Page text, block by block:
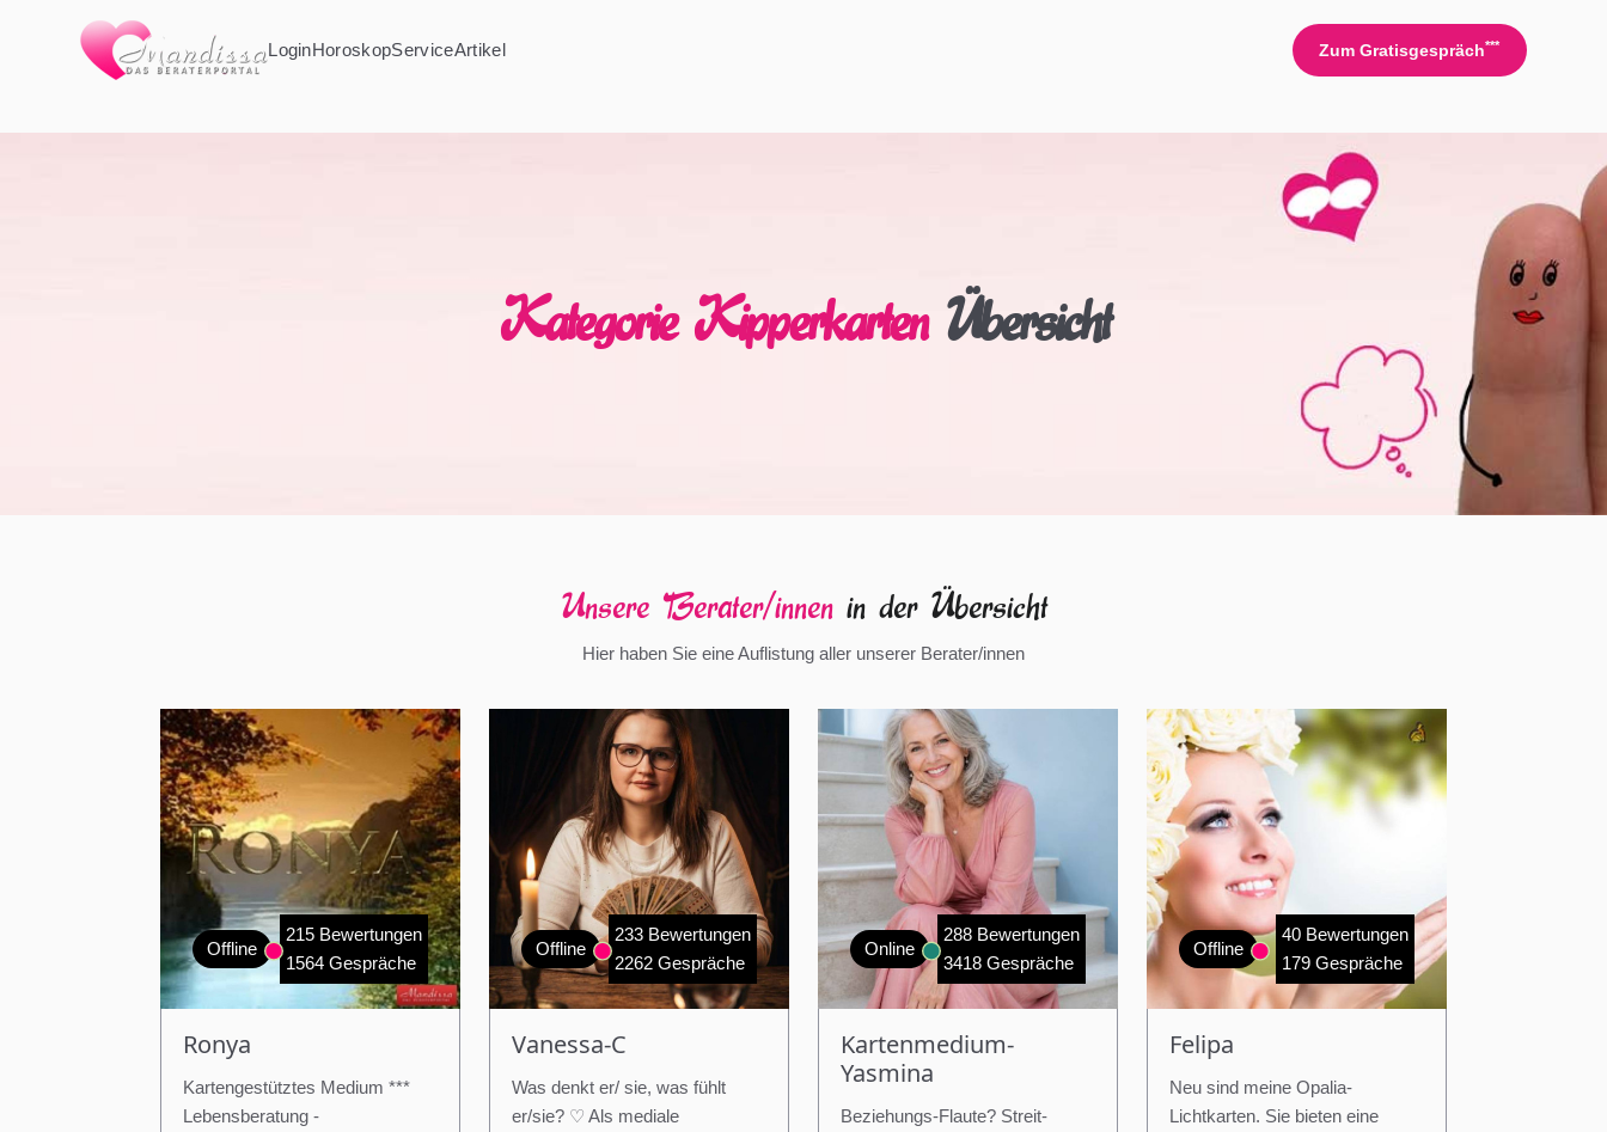
LoginHoroskopServiceArtikel Zum Gratisgespräch***
Kategorie Kipperkarten Übersicht
Unsere Berater/innen in der Übersicht
Hier haben Sie eine Auflistung aller unserer Berater/innen
Offline
215 Bewertungen
1564 Gespräche
Ronya
Kartengestütztes Medium ***
Lebensberatung -
Offline
233 Bewertungen
2262 Gespräche
Vanessa-C
Was denkt er/ sie, was fühlt
er/sie? ♡ Als mediale
Online
288 Bewertungen
3418 Gespräche
Kartenmedium-
Yasmina
Beziehungs-Flaute? Streit-
Offline
40 Bewertungen
179 Gespräche
Felipa
Neu sind meine Opalia-
Lichtkarten. Sie bieten eine